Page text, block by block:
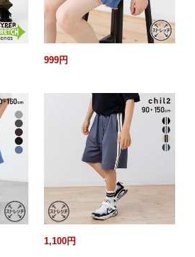
999円
1,100円